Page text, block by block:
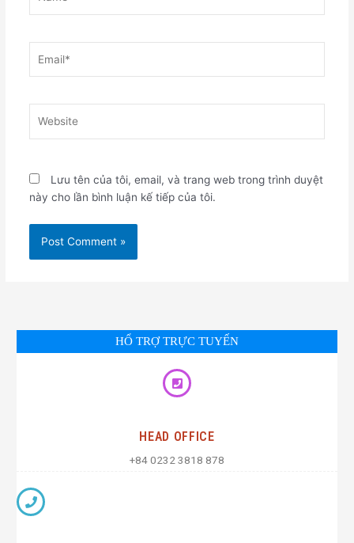
Lưu tên của tôi, email, và trang web trong trình duyệt
này cho lần bình luận kế tiếp của tôi.
HỔ TRỢ TRỰC TUYẾN
HEAD OFFICE
+84 0232 3818 878